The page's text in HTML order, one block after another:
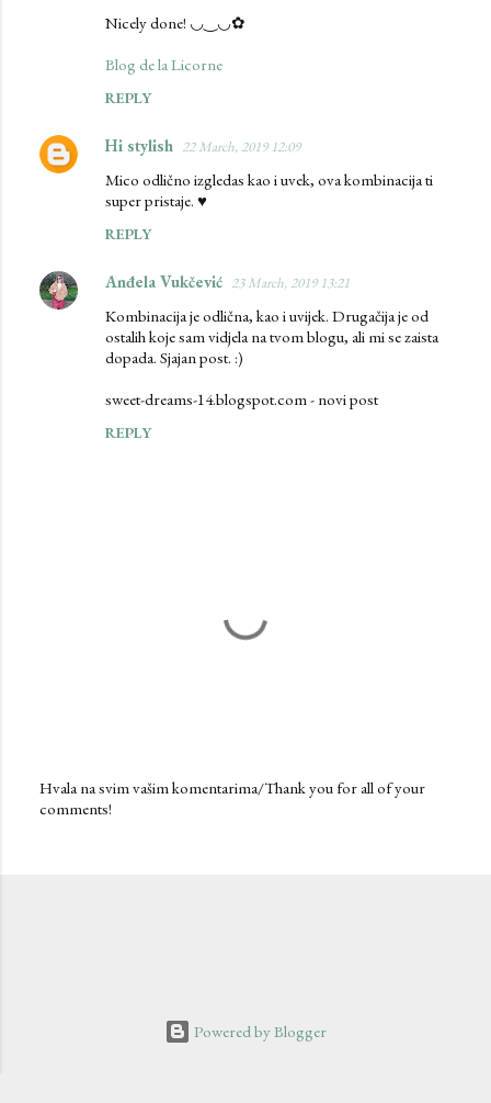
Nicely done! ◡‿◡✿
Blog de la Licorne
REPLY
Hi stylish 22 March, 2019 12:09
Mico odlično izgledas kao i uvek, ova kombinacija ti
super pristaje. ♥
REPLY
Anđela Vukčević 23 March, 2019 13:21
Kombinacija je odlična, kao i uvijek. Drugačija je od
ostalih koje sam vidjela na tvom blogu, ali mi se zaista
dopada. Sjajan post. :)
sweet-dreams-14.blogspot.com - novi post
REPLY
P
Hvala na svim vašim komentarima/Thank you for all of your
comments!
Powered by Blogger